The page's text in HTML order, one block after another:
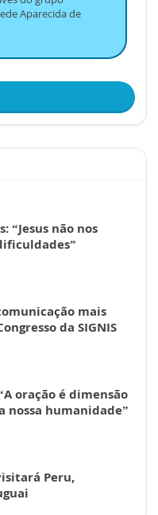
Aparecida de
“Jesus não nos
mais
da SIGNIS
oração é dimensão
nossa humanidade”
Peru,